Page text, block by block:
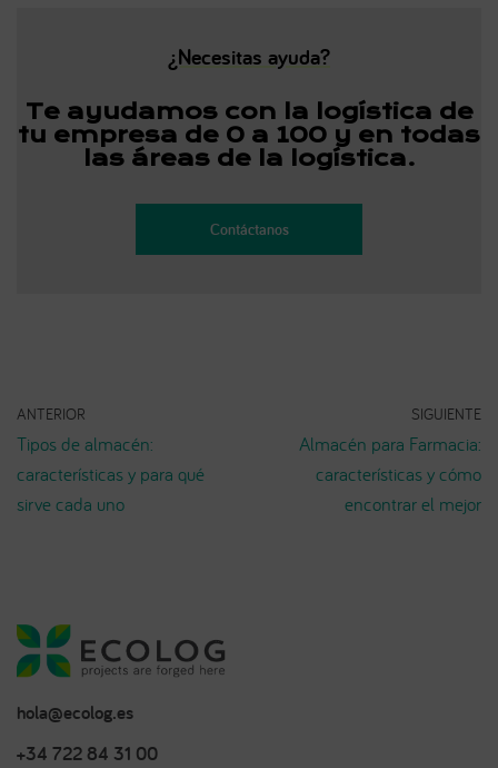
¿Necesitas ayuda?
Te ayudamos con la logística de
tu empresa de 0 a 100 y en todas
las áreas de la logística.
Contáctanos
ANTERIOR
Tipos de almacén:
características y para qué
sirve cada uno
SIGUIENTE
Almacén para Farmacia:
características y cómo
encontrar el mejor
hola@ecolog.es
+34 722 84 31 00